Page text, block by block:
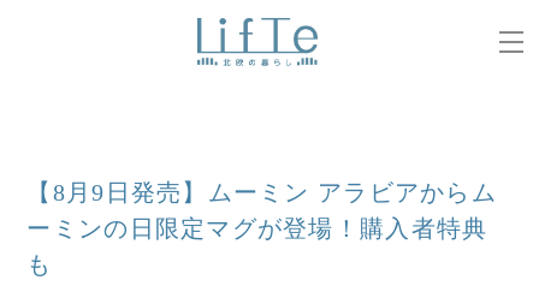
【8月9日発売】ムーミン アラビアからム
ーミンの日限定マグが登場！購入者特典
も